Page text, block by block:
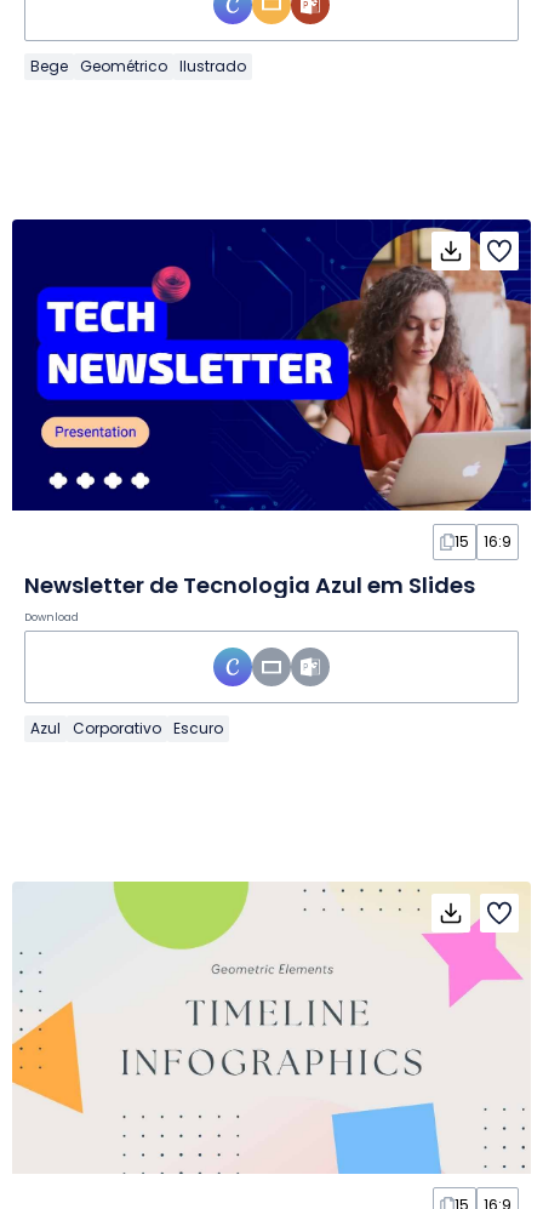
Bege Geométrico Ilustrado
15 16:9
Newsletter de Tecnologia Azul em Slides
Download
Azul Corporativo Escuro